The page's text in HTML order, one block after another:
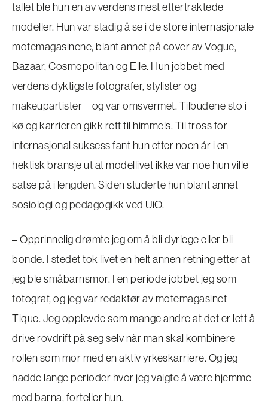
tallet ble hun en av verdens mest ettertraktede
modeller. Hun var stadig å se i de store internasjonale
motemagasinene, blant annet på cover av Vogue,
Bazaar, Cosmopolitan og Elle. Hun jobbet med
verdens dyktigste fotografer, stylister og
makeupartister – og var omsvermet. Tilbudene sto i
kø og karrieren gikk rett til himmels. Til tross for
internasjonal suksess fant hun etter noen år i en
hektisk bransje ut at modellivet ikke var noe hun ville
satse på i lengden. Siden studerte hun blant annet
sosiologi og pedagogikk ved UiO.
– Opprinnelig drømte jeg om å bli dyrlege eller bli
bonde. I stedet tok livet en helt annen retning etter at
jeg ble småbarnsmor. I en periode jobbet jeg som
fotograf, og jeg var redaktør av motemagasinet
Tique. Jeg opplevde som mange andre at det er lett å
drive rovdrift på seg selv når man skal kombinere
rollen som mor med en aktiv yrkeskarriere. Og jeg
hadde lange perioder hvor jeg valgte å være hjemme
med barna, forteller hun.